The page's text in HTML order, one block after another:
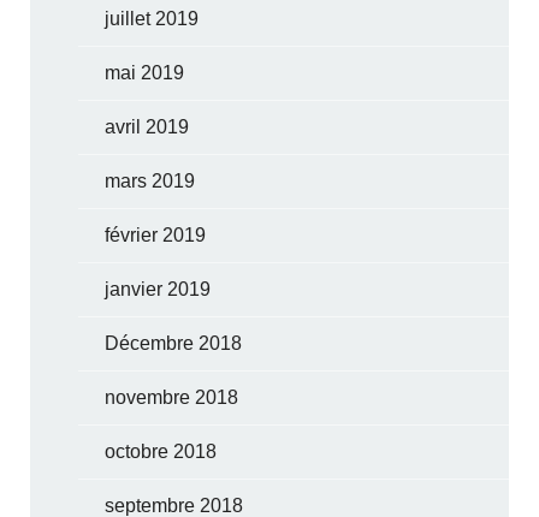
juillet 2019
mai 2019
avril 2019
mars 2019
février 2019
janvier 2019
Décembre 2018
novembre 2018
octobre 2018
septembre 2018